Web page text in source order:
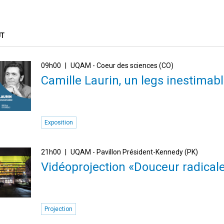
09h00 UQAM - Coeur des sciences (CO)
Camille Laurin, un legs
Exposition
21h00 UQAM - Pavillon Président-Kennedy (PK)
Vidéoprojection «Douceur
Projection